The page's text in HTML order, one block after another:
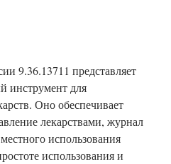
9.36.13711 представляет
инструмент для
Оно обеспечивает
лекарствами, журнал
использования
использования и